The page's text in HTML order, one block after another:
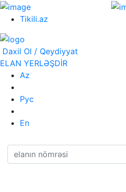
Tikili.az
Daxil Ol / Qeydiyyat
ELAN YERLƏŞDİR
Az
Рус
En